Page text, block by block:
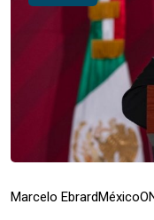
Marcelo EbrardMéxico